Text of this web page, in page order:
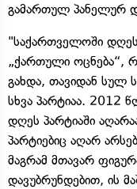
გამართულ პანელურ
"საქართველოში
„ქართული ოცნება“,
გახდა, თავიდან სულ
სხვა პარტიაა. 2012
დღეს პარტიაში
პარტიებიც აღარ
მაგრამ მთავარ
დავუბრუნდებით, ის